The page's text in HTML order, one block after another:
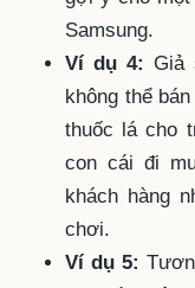
Samsung.
Ví dụ 4: Giả
không thể
thuốc lá cho
con cái đi
khách hàng
chơi.
Ví dụ 5: